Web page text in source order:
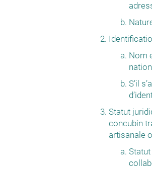
Nom
S’il
Statut
concubin
artisanale